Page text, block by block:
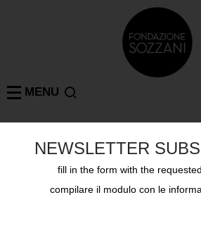
MENU
ANDRÉ KERTÉSZ
NEWSLETTER
fill in the form with the
compilare il modulo con le